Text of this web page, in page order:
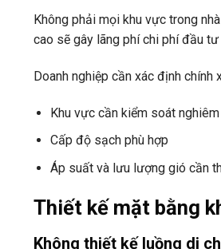
Không phải mọi khu vực trong
cao sẽ gây lãng phí chi phí đầu tư
Doanh nghiệp cần xác định chính
Khu vực cần kiểm soát
Cấp độ sạch phù hợp
Áp suất và lưu lượng gió cần
Thiết kế mặt bằng
Không thiết kế luồng di